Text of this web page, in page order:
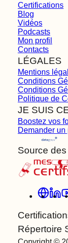
Certifications
Blog
Vidéos
Podcasts
Mon profil
Contacts
LÉGALES
Mentions
Conditions
Conditions
Politique de
JE SUIS
Boostez vos
Demander
Source
Répertoire